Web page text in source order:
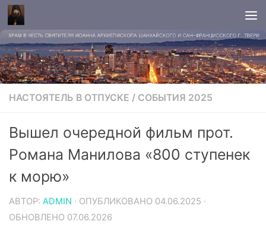
НАСТОЯТЕЛЬ В ОТПУСКЕ / СОБЫТИЯ 2025
Вышел очередной фильм прот.
Романа Манилова «800 ступенек
к морю»
АВТОР: ADMIN · ОПУБЛИКОВАНО 04.06.2025 ·
ОБНОВЛЕНО 07.06.2026